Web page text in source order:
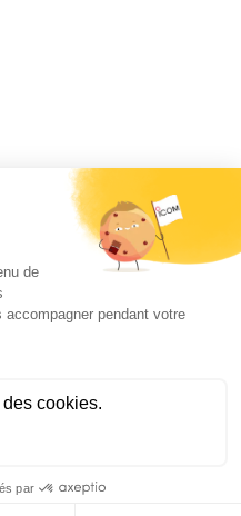
à la newsletter et recevez
d’ICOM France